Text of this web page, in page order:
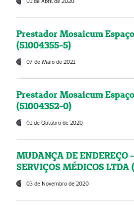
Prestador Mosaicum
(51004355-5)
07 de Maio de 2021
Prestador Mosaicum
(51004352-0)
01 de Outubro de 2020
MUDANÇA DE ENDEREÇO
SERVIÇOS MÉDICOS
03 de Novembro de 2020